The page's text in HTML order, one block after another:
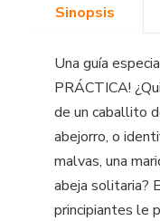
Sinopsis
Una guía
PRÁCTICA!
de un caballito
abejorro, o
malvas, una
abeja solitaria?
principiantes le